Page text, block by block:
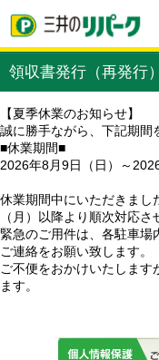
領収書発行（再発行
【夏季休業のお知らせ】
誠に勝手ながら、下記期間
■休業期間■
2026年8月9日（日）～
休業期間中にいただきまし
（月）以降より順次対応
緊急のご用件は、各駐車場
ご連絡をお願い致します。
ご不便をおかけいたしま
ます。